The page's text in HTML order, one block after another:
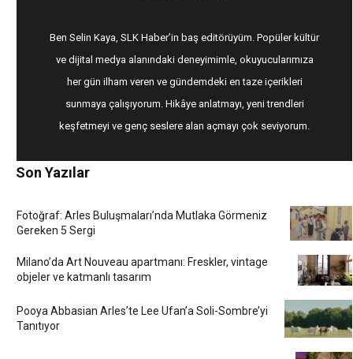
Ben Selin Kaya, SLK Haber’in baş editörüyüm. Popüler kültür
ve dijital medya alanındaki deneyimimle, okuyucularımıza
her gün ilham veren ve gündemdeki en taze içerikleri
sunmaya çalışıyorum. Hikâye anlatmayı, yeni trendleri
keşfetmeyi ve genç seslere alan açmayı çok seviyorum.
Son Yazılar
Fotoğraf: Arles Buluşmaları’nda Mutlaka Görmeniz
Gereken 5 Sergi
Milano’da Art Nouveau apartmanı: Freskler, vintage
objeler ve katmanlı tasarım
Pooya Abbasian Arles’te Lee Ufan’a Soli-Sombre’yi
Tanıtıyor